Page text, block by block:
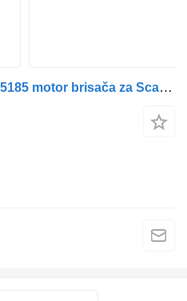
Valeo R-series (01.04-) 1765185 motor brisača za Scania P,G,R,T-series (2004-2017) tegljača